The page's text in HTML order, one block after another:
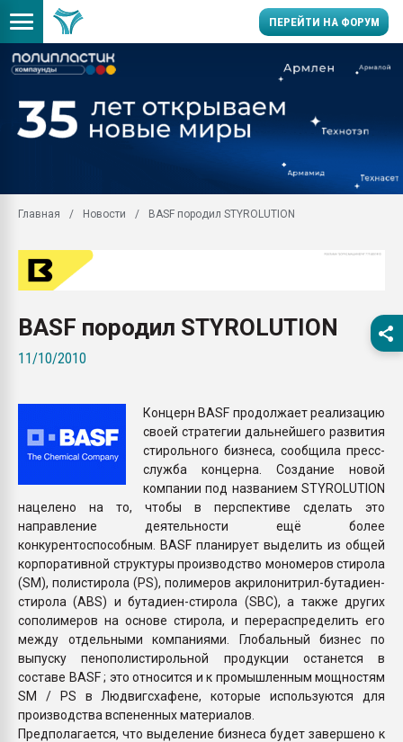
ПЕРЕЙТИ НА ФОРУМ
первый план в
пластмасс
ситуацией на
бутылок
Материал
Armaloy PC/ABS-1IM
26.07.2022 "Сибирский
покупка, обмен
ПЕРЕЙТИ НА
Главная Новости BASF породил STYROLUTION
BASF породил STYROLUTION
11/10/2010
Концерн BASF продолжает реализацию
своей стратегии дальнейшего развития
стирольного бизнеса, сообщила пресс-
служба концерна. Создание новой
компании под названием STYROLUTION
нацелено на то, чтобы в перспективе сделать это
направление деятельности ещё более
конкурентоспособным. BASF планирует выделить из общей
корпоративной структуры производство мономеров стирола
(SM), полистирола (PS), полимеров акрилонитрил-бутадиен-
стирола (ABS) и бутадиен-стирола (SBC), а также других
сополимеров на основе стирола, и перераспределить его
между отдельными компаниями. Глобальный бизнес по
выпуску пенополистирольной продукции останется в
составе BASF ; это относится и к промышленным мощностям
SM / PS в Людвигсхафене, которые используются для
производства вспененных материалов.
Предполагается, что выделение бизнеса будет завершено к